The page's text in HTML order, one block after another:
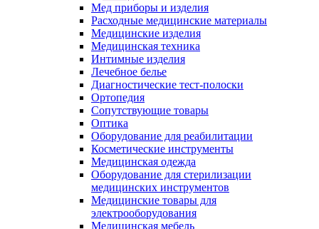
Мед приборы и изделия
Расходные медицинские материалы
Медицинские изделия
Медицинская техника
Интимные изделия
Лечебное белье
Диагностические тест-полоски
Ортопедия
Сопутствующие товары
Оптика
Оборудование для реабилитации
Косметические инструменты
Медицинская одежда
Оборудование для стерилизации
медицинских инструментов
Медицинские товары для
электрооборудования
Медицинская мебель